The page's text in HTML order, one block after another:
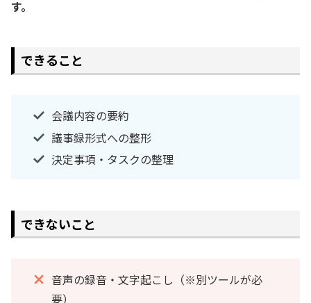
す。
できること
会議内容の要約
議事録形式への整形
決定事項・タスクの整理
できないこと
音声の録音・文字起こし（※別ツールが必
要）